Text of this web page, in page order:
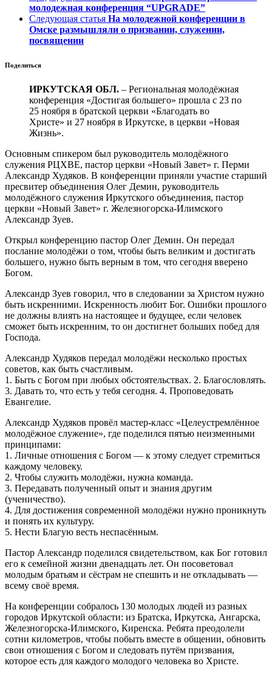
молодежная конференция “UPGRADE”
Следующая статья На молодежной конференции в
Омске размышляли о призвании, служении,
посвящении
Поделиться
ИРКУТСКАЯ ОБЛ. – Региональная молодёжная
конференция «Достигая большего» прошла с 23 по
25 ноября в братской церкви «Благодать во
Христе» и 27 ноября в Иркутске, в церкви «Новая
Жизнь».
Основным спикером был руководитель молодёжного
служения РЦХВЕ, пастор церкви «Новый Завет» г. Перми
Александр Худяков. В конференции приняли участие старший
пресвитер объединения Олег Демин, руководитель
молодёжного служения Иркутского объединения, пастор
церкви «Новый Завет» г. Железногорска-Илимского
Александр Зуев.
Открыл конференцию пастор Олег Демин. Он передал
послание молодёжи о том, чтобы быть великим и достигать
большего, нужно быть верным в том, что сегодня вверено
Богом.
Александр Зуев говорил, что в следовании за Христом нужно
быть искренними. Искренность любит Бог. Ошибки прошлого
не должны влиять на настоящее и будущее, если человек
сможет быть искренним, то он достигнет больших побед для
Господа.
Александр Худяков передал молодёжи несколько простых
советов, как быть счастливым.
1. Быть с Богом при любых обстоятельствах. 2. Благословлять.
3. Давать то, что есть у тебя сегодня. 4. Проповедовать
Евангелие.
Александр Худяков провёл мастер-класс «Целеустремлённое
молодёжное служение», где поделился пятью неизменными
принципами:
1. Личные отношения с Богом — к этому следует стремиться
каждому человеку.
2. Чтобы служить молодёжи, нужна команда.
3. Передавать полученный опыт и знания другим
(ученичество).
4. Для достижения современной молодёжи нужно проникнуть
и понять их культуру.
5. Нести Благую весть неспасённым.
Пастор Александр поделился свидетельством, как Бог готовил
его к семейной жизни двенадцать лет. Он посоветовал
молодым братьям и сёстрам не спешить и не откладывать —
всему своё время.
На конференции собралось 130 молодых людей из разных
городов Иркутской области: из Братска, Иркутска, Ангарска,
Железногорска-Илимского, Киренска. Ребята преодолели
сотни километров, чтобы побыть вместе в общении, обновить
свои отношения с Богом и следовать путём призвания,
которое есть для каждого молодого человека во Христе.